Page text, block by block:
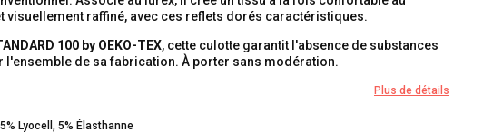
visuellement raffiné, avec ces reflets dorés caractéristiques.
100 by OEKO-TEX, cette culotte garantit l'absence de substances
l'ensemble de sa fabrication. À porter sans modération.
Plus de détails
Lyocell, 5% Élasthanne